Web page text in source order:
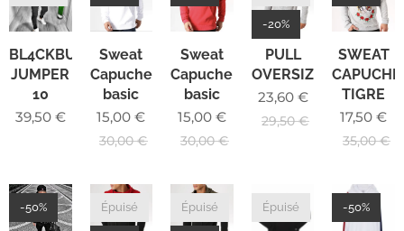
BL4CKBUNNY
JUMPER
10
39,50€
Sweat
Capuche
basic
15,00 €
30,00€
Sweat
Capuche
basic
15,00€
30,00€
PULL
OVERSIZE
-20%
23,60€
29,50€
SWEAT
CAPUCHE
TIGRE
17,50 €
35,00€
-50% Épuisé Épuisé Épuisé -50%